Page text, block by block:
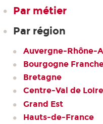
Par métier
Par région
Auvergne-Rhône-
Bourgogne
Bretagne
Centre-Val de Loire
Grand Est
Hauts-de-France